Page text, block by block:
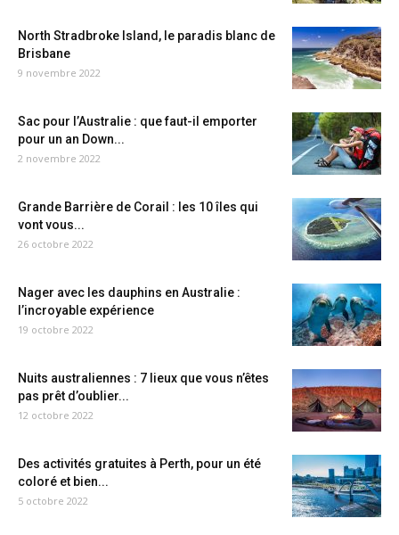
North Stradbroke Island, le paradis blanc de
Brisbane
9 novembre 2022
Sac pour l’Australie : que faut-il emporter
pour un an Down...
2 novembre 2022
Grande Barrière de Corail : les 10 îles qui
vont vous...
26 octobre 2022
Nager avec les dauphins en Australie :
l’incroyable expérience
19 octobre 2022
Nuits australiennes : 7 lieux que vous n’êtes
pas prêt d’oublier...
12 octobre 2022
Des activités gratuites à Perth, pour un été
coloré et bien...
5 octobre 2022